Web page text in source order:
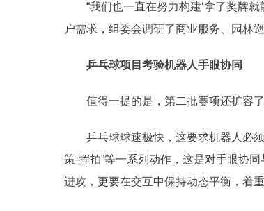
“我们也一直在努力构建‘拿了奖牌
户需求，组委会调研了商业服务、园林
乒乓球项目考验机器人手眼协同
值得一提的是，第二批赛项还扩容
乒乓球球速极快，这要求机器人必
策-挥拍”等一系列动作，这是对手眼协
进攻，更要在交互中保持动态平衡，着